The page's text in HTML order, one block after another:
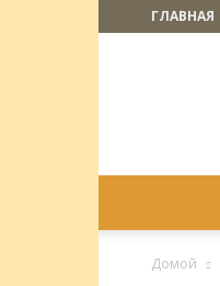
ГЛАВНАЯ
Домой